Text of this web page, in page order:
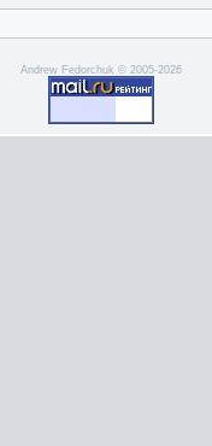
Andrew Fedorchuk © 2005-2026